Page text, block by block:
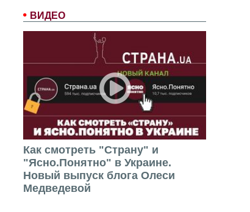
ВИДЕО
Как смотреть "Страну" и
"Ясно.Понятно" в Украине.
Новый выпуск блога Олеси
Медведевой